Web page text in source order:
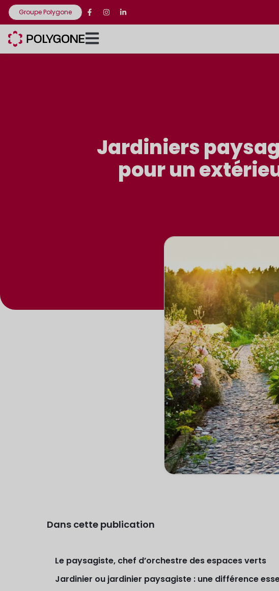
Groupe Polygone
Jardiniers
pour un
Dans cette publication
Le paysagiste, chef d’orchestre des espaces verts
Jardinier ou jardinier paysagiste : une différence